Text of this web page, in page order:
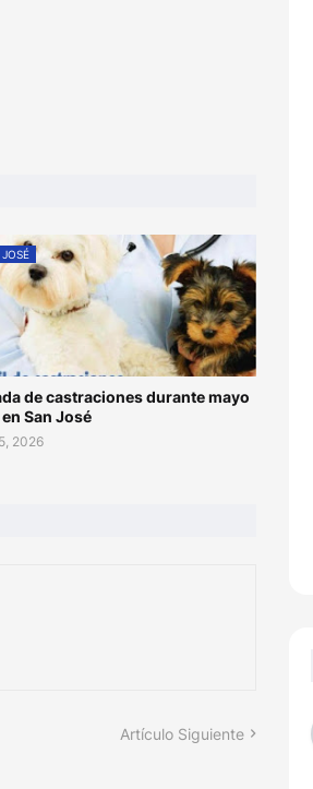
de castraciones durante mayo
San José
2026
Artículo Siguiente